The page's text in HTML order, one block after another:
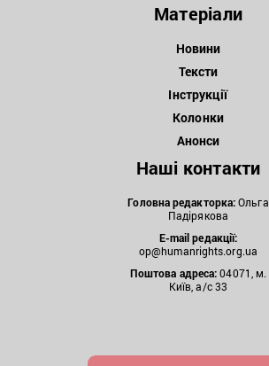
Матеріали
Новини
Тексти
Інструкції
Колонки
Анонси
Наші контакти
Головна редакторка:Ольга
Падірякова
E-mail редакції:
op@humanrights.org.ua
Поштова адреса:04071, м.
Київ, а/с 33